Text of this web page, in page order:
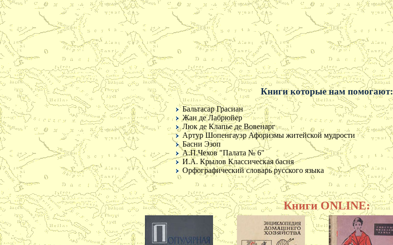
Книги которые нам помогают:
Бальтасар Грасиан
Жан де Лабрюйер
Люк де Клапье де Вовенарг
Артур Шопенгауэр Афоризмы житейской мудрости
Басни Эзоп
А.П.Чехов "Палата № 6"
И.А. Крылов Классическая басня
Орфографический словарь русского языка
Книги ONLINE: